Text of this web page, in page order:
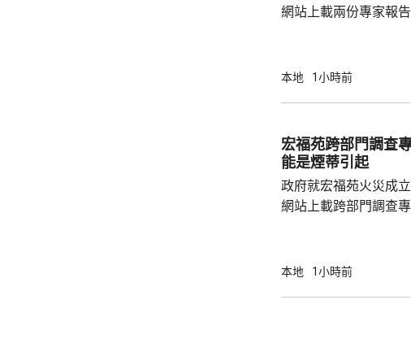
網站上載兩份專家報
會自行熄滅，從而避
延。 試驗顯示，發泡膠板導致廚房窗失效，廚
房內部溫度升至攝氏
發泡膠板的內部溫度則
本地 1小時前
宏福苑跨部門調查
能是煙蒂引起
政府就宏福苑火災成
網站上載跨部門調查
高達2米，包括安全網
本地 1小時前